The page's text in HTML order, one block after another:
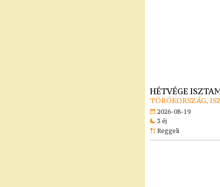
HÉTVÉGE
TÖRÖKORSZÁG,
2026-08-19
3 éj
Reggeli